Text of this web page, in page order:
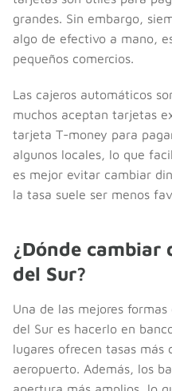
grandes. Sin embargo,
algo de efectivo a mano,
pequeños comercios.
Las cajeros automáticos
muchos aceptan tarjetas
tarjeta T-money para
algunos locales, lo que
es mejor evitar cambiar
la tasa suele ser menos
¿Dónde cambiar
del Sur?
Una de las mejores
del Sur es hacerlo en
lugares ofrecen tasas
aeropuerto. Además, los